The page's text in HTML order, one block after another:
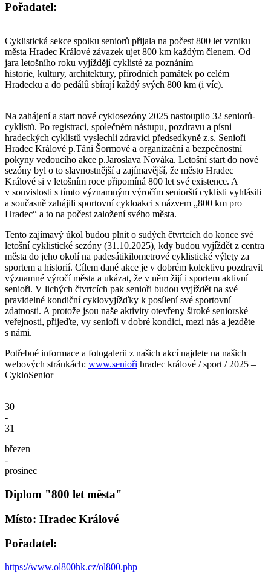
Pořadatel:
Cyklistická sekce spolku seniorů přijala na počest 800 let vzniku
města Hradec Králové závazek ujet 800 km každým členem. Od
jara letošního roku vyjíždějí cyklisté za poznáním
historie, kultury, architektury, přírodních památek po celém
Hradecku a do pedálů sbírají každý svých 800 km (i víc).
Na zahájení a start nové cyklosezóny 2025 nastoupilo 32 seniorů-
cyklistů. Po registraci, společném nástupu, pozdravu a písni
hradeckých cyklistů vyslechli zdravici předsedkyně z.s. Senioři
Hradec Králové p.Táni Šormové a organizační a bezpečnostní
pokyny vedoucího akce p.Jaroslava Nováka. Letošní start do nové
sezóny byl o to slavnostnější a zajímavější, že město Hradec
Králové si v letošním roce připomíná 800 let své existence. A
v souvislosti s tímto významným výročím seniorští cyklisti vyhlásili
a současně zahájili sportovní cykloakci s názvem „800 km pro
Hradec“ a to na počest založení svého města.
Tento zajímavý úkol budou plnit o sudých čtvrtcích do konce své
letošní cyklistické sezóny (31.10.2025), kdy budou vyjíždět z centra
města do jeho okolí na padesátikilometrové cyklistické výlety za
sportem a historií. Cílem dané akce je v dobrém kolektivu pozdravit
významné výročí města a ukázat, že v něm žijí i sportem aktivní
senioři. V lichých čtvrtcích pak senioři budou vyjíždět na své
pravidelné kondiční cyklovyjížďky k posílení své sportovní
zdatnosti. A protože jsou naše aktivity otevřeny široké seniorské
veřejnosti, přijeďte, vy senioři v dobré kondici, mezi nás a jezděte
s námi.
Potřebné informace a fotogalerii z našich akcí najdete na našich
webových stránkách: www.senioři hradec králové / sport / 2025 –
CykloSenior
30
-
31
březen
-
prosinec
Diplom "800 let města"
Místo: Hradec Králové
Pořadatel:
https://www.ol800hk.cz/ol800.php